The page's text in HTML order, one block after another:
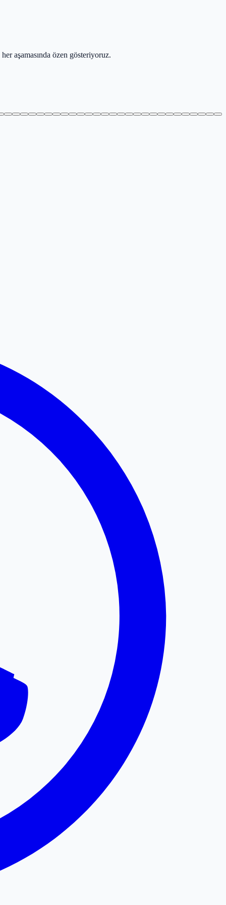
aşamasında özen gösteriyoruz.